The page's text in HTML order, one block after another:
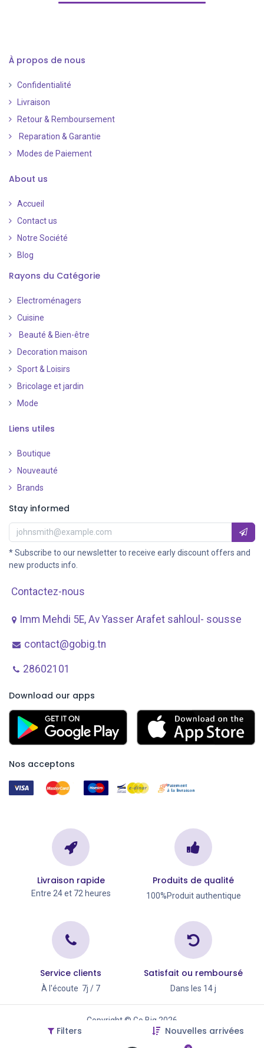
Filters Nouvelles arrivées
À propos de nous
Confidentialité
Livraison
Retour & Remboursement
Reparation & Garantie
Modes de Paiement
About us
Accueil
Contact us
Notre Société
Blog
Rayons du Catégorie
Electroménagers
Cuisine
Beauté & Bien-être
Decoration maison
Sport & Loisirs
Bricolage et jardin
Mode
Liens utiles
Boutique
Nouveauté
Brands
Stay informed
* Subscribe to our newsletter to receive early discount offers and
new products info.
Contactez-nous
Imm Mehdi 5E, Av ​Yasser Arafet sahloul- sousse
contact@gobig.tn
28602101
Download our apps
Nos acceptons
Livraison rapide
Entre 24 et 72 heures
Produits de qualité
100%Produit authentique
Service clients
À l'écoute 7j / 7
Satisfait ou remboursé
Dans les 14 j
Copyright © Go Big 2026